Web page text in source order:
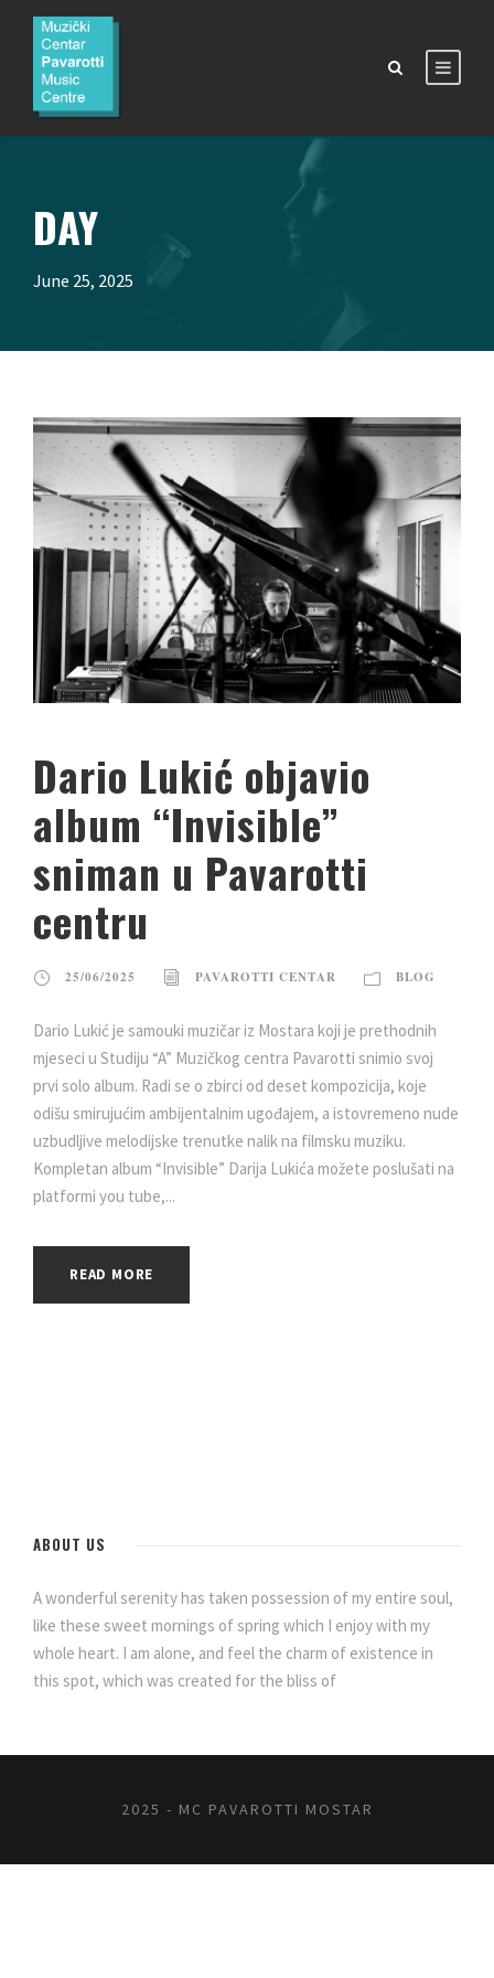
DAY
June 25, 2025
Dario Lukić objavio
album “Invisible”
sniman u Pavarotti
centru
25/06/2025 PAVAROTTI CENTAR BLOG
Dario Lukić je samouki muzičar iz Mostara koji je prethodnih
mjeseci u Studiju “A” Muzičkog centra Pavarotti snimio svoj
prvi solo album. Radi se o zbirci od deset kompozicija, koje
odišu smirujućim ambijentalnim ugođajem, a istovremeno nude
uzbudljive melodijske trenutke nalik na filmsku muziku.
Kompletan album “Invisible” Darija Lukića možete poslušati na
platformi you tube,...
READ MORE
ABOUT US
A wonderful serenity has taken possession of my entire soul,
like these sweet mornings of spring which I enjoy with my
whole heart. I am alone, and feel the charm of existence in
this spot, which was created for the bliss of
2025 - MC PAVAROTTI MOSTAR